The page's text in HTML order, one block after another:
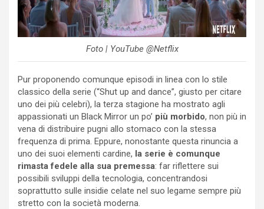
Foto | YouTube @Netflix
Pur proponendo comunque episodi in linea con lo stile
classico della serie (“Shut up and dance”, giusto per citare
uno dei più celebri), la terza stagione ha mostrato agli
appassionati un Black Mirror un po’ più morbido, non più in
vena di distribuire pugni allo stomaco con la stessa
frequenza di prima. Eppure, nonostante questa rinuncia a
uno dei suoi elementi cardine, la serie è comunque
rimasta fedele alla sua premessa: far riflettere sui
possibili sviluppi della tecnologia, concentrandosi
soprattutto sulle insidie celate nel suo legame sempre più
stretto con la società moderna.